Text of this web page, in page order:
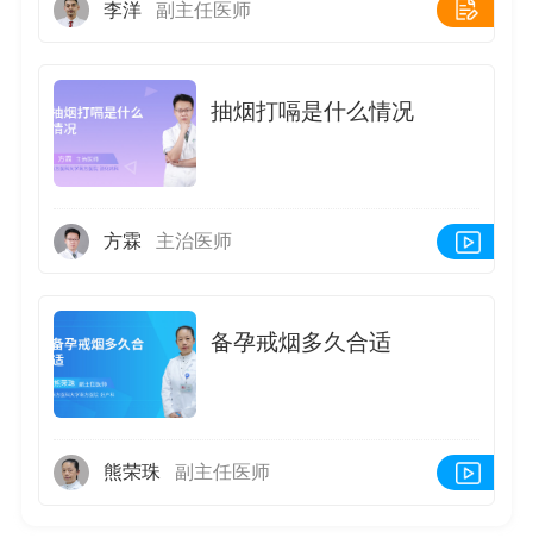
面进行分析👇。💉开塞露的作用原理开塞露主要
粪便与肠壁的摩擦，使粪便更易排出。刺激排便
反射：药液注入直肠后，能刺激肠壁神经末梢，
引起排便反射，促进肠道蠕动。⚠️长期使用的潜
肠黏膜对刺激的敏感性会逐渐降低
李洋 副主任医师
抽烟打嗝是什么情况
方霖 主治医师
备孕戒烟多久合适
熊荣珠 副主任医师